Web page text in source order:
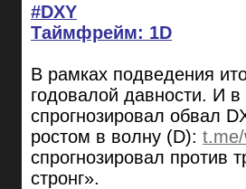
#DXY
Таймфрейм: 1D
В рамках подведения
годовалой давности. И
спрогнозировал обвал
ростом в волну (D):
спрогнозировал против
стронг».